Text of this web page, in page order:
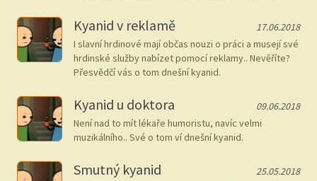
Kyanid v reklamě
17.06.2018
I slavní hrdinové mají občas nouzi o práci a musejí své
hrdinské služby nabízet pomocí reklamy.. Nevěříte?
Přesvědčí vás o tom dnešní kyanid.
Kyanid u doktora
09.06.2018
Není nad to mít lékaře humoristu, navíc velmi
muzikálního.. Své o tom ví dnešní kyanid.
Smutný kyanid
25.05.2018